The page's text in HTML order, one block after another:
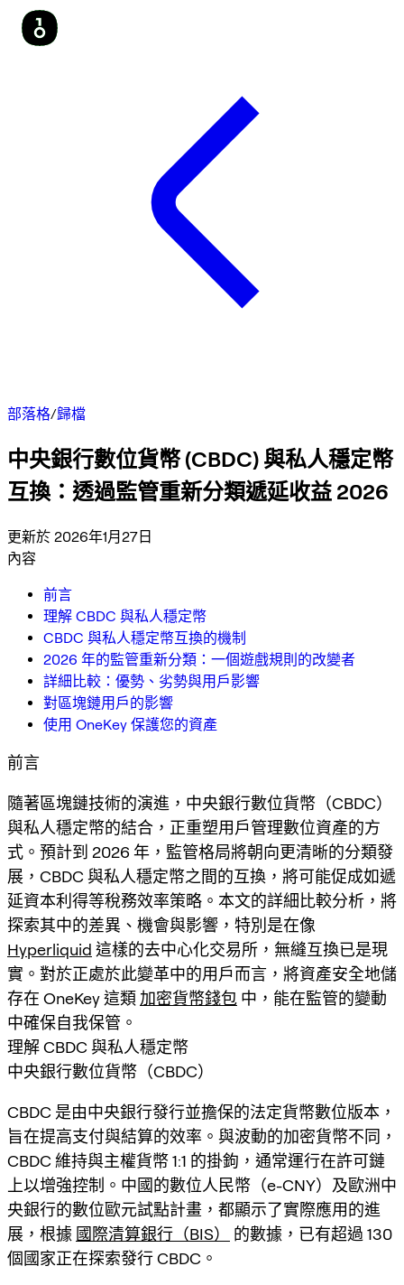
部落格/歸檔
中央銀行數位貨幣 (CBDC) 與私人穩定幣
互換：透過監管重新分類遞延收益 2026
更新於 2026年1月27日
內容
前言
理解 CBDC 與私人穩定幣
CBDC 與私人穩定幣互換的機制
2026 年的監管重新分類：一個遊戲規則的改變者
詳細比較：優勢、劣勢與用戶影響
對區塊鏈用戶的影響
使用 OneKey 保護您的資產
前言
隨著區塊鏈技術的演進，中央銀行數位貨幣（CBDC）
與私人穩定幣的結合，正重塑用戶管理數位資產的方
式。預計到 2026 年，監管格局將朝向更清晰的分類發
展，CBDC 與私人穩定幣之間的互換，將可能促成如遞
延資本利得等稅務效率策略。本文的詳細比較分析，將
探索其中的差異、機會與影響，特別是在像
Hyperliquid 這樣的去中心化交易所，無縫互換已是現
實。對於正處於此變革中的用戶而言，將資產安全地儲
存在 OneKey 這類 加密貨幣錢包 中，能在監管的變動
中確保自我保管。
理解 CBDC 與私人穩定幣
中央銀行數位貨幣（CBDC）
CBDC 是由中央銀行發行並擔保的法定貨幣數位版本，
旨在提高支付與結算的效率。與波動的加密貨幣不同，
CBDC 維持與主權貨幣 1:1 的掛鉤，通常運行在許可鏈
上以增強控制。中國的數位人民幣（e-CNY）及歐洲中
央銀行的數位歐元試點計畫，都顯示了實際應用的進
展，根據 國際清算銀行（BIS）
的數據，已有超過 130
個國家正在探索發行 CBDC。